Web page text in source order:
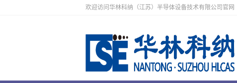
欢迎访问华林科纳（江苏）半导体设备技术有限公司官网